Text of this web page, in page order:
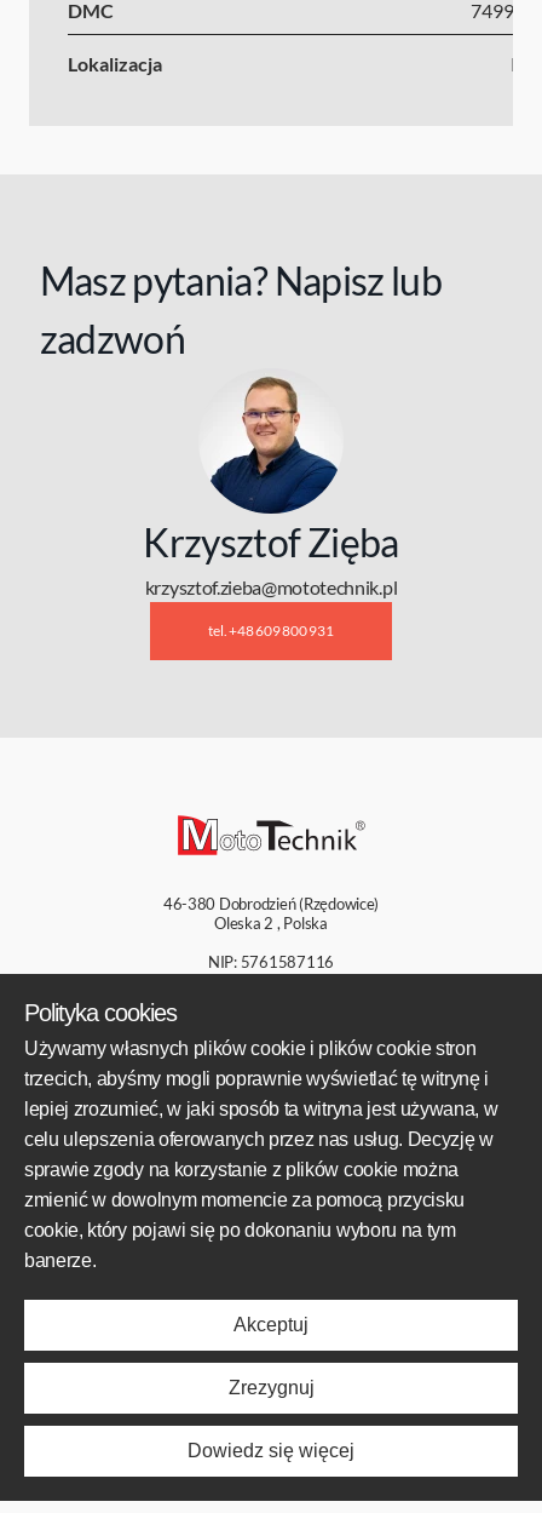
DMC 7499-
Lokalizacja
Masz pytania? Napisz lub
zadzwoń
Krzysztof Zięba
krzysztof.zieba@mototechnik.pl
tel. +48 609 800 931
46-380 Dobrodzień (Rzędowice)
Oleska 2 , Polska
NIP: 5761587116
+48 609 800 931
+48 609 550 459
biuro@mototechnik.pl
OBSZARY DZIAŁALNOŚCI
Produkty
Realizacje
Poznaj nas
Aktualności
O NAS
Produkty
Polityka cookies
Używamy własnych plików cookie i plików cookie stron
trzecich, abyśmy mogli poprawnie wyświetlać tę witrynę i
lepiej zrozumieć, w jaki sposób ta witryna jest używana, w
celu ulepszenia oferowanych przez nas usług. Decyzję w
sprawie zgody na korzystanie z plików cookie można
zmienić w dowolnym momencie za pomocą przycisku
cookie, który pojawi się po dokonaniu wyboru na tym
banerze.
Akceptuj
Zrezygnuj
Dowiedz się więcej